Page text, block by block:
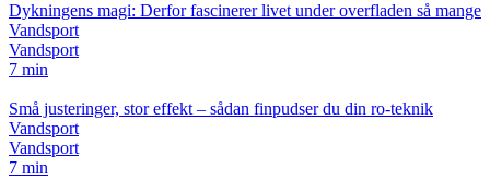
Dykningens magi: Derfor fascinerer livet under overfladen så mange
Vandsport
Vandsport
7 min
Små justeringer, stor effekt – sådan finpudser du din ro-teknik
Vandsport
Vandsport
7 min